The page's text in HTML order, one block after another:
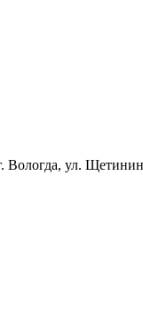
Вологда, ул.